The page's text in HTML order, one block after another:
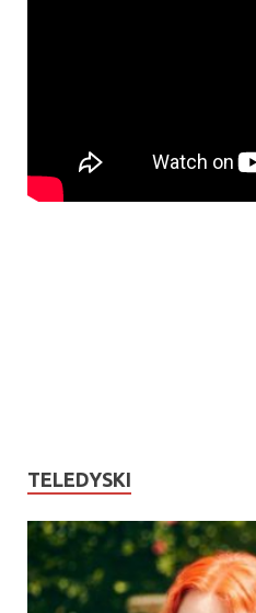
TELEDYSKI